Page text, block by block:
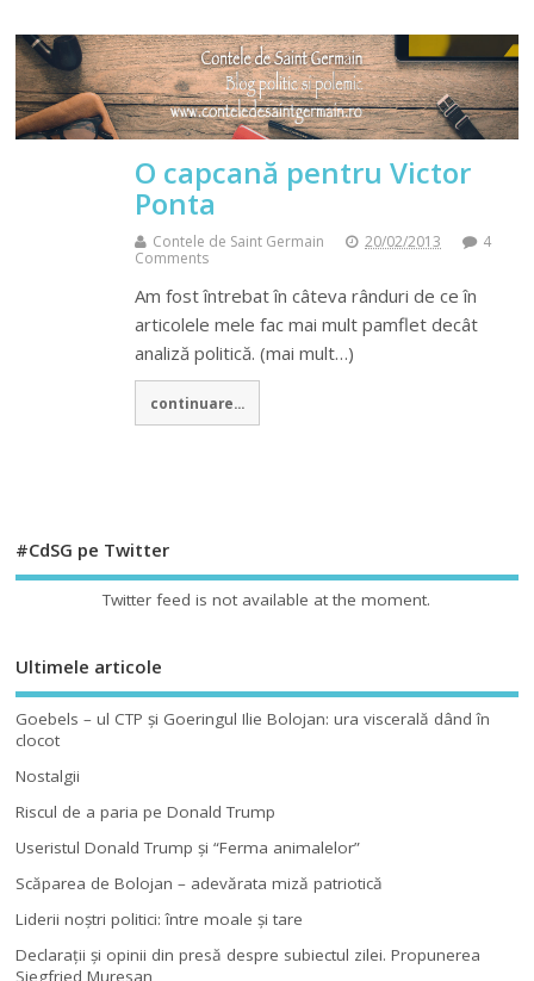
O capcană pentru Victor
Ponta
Contele de Saint Germain 20/02/2013
4
Comments
Am fost întrebat în câteva rânduri de ce în
articolele mele fac mai mult pamflet decât
analiză politică. (mai mult…)
continuare...
#CdSG pe Twitter
Twitter feed is not available at the moment.
Ultimele articole
Goebels – ul CTP şi Goeringul Ilie Bolojan: ura viscerală dând în
clocot
Nostalgii
Riscul de a paria pe Donald Trump
Useristul Donald Trump şi “Ferma animalelor”
Scăparea de Bolojan – adevărata miză patriotică
Liderii noştri politici: între moale şi tare
Declaraţii şi opinii din presă despre subiectul zilei. Propunerea
Siegfried Muresan